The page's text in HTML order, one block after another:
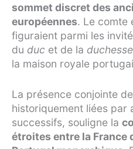
sommet discret des
européennes. Le comte
figuraient parmi les
du duc et de la
la maison royale
La présence conjointe
historiquement liées par
successifs, souligne la
étroites entre la France